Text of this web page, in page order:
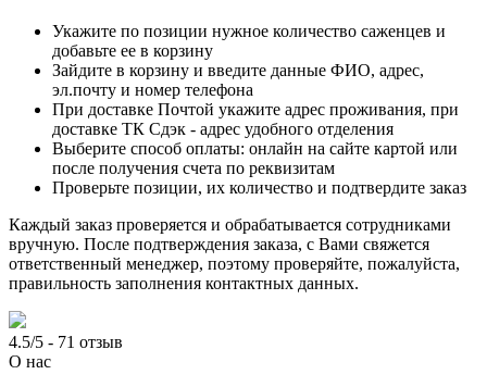
Укажите по позиции нужное количество саженцев и
добавьте ее в корзину
Зайдите в корзину и введите данные ФИО, адрес,
эл.почту и номер телефона
При доставке Почтой укажите адрес проживания, при
доставке ТК Сдэк - адрес удобного отделения
Выберите способ оплаты: онлайн на сайте картой или
после получения счета по реквизитам
Проверьте позиции, их количество и подтвердите заказ
Каждый заказ проверяется и обрабатывается сотрудниками
вручную. После подтверждения заказа, с Вами свяжется
ответственный менеджер, поэтому проверяйте, пожалуйста,
правильность заполнения контактных данных.
4.5/5 - 71 отзыв
О нас